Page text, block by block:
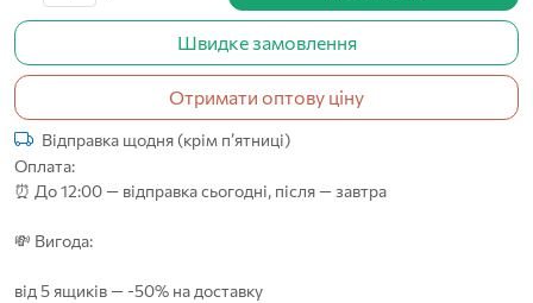
Швидке замовлення
Отримати оптову ціну
Відправка щодня (крім п’ятниці)
Оплата:
⏰ До 12:00 — відправка сьогодні, після — завтра
💸 Вигода:
від 5 ящиків — -50% на доставку